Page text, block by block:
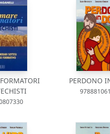
PERDONO